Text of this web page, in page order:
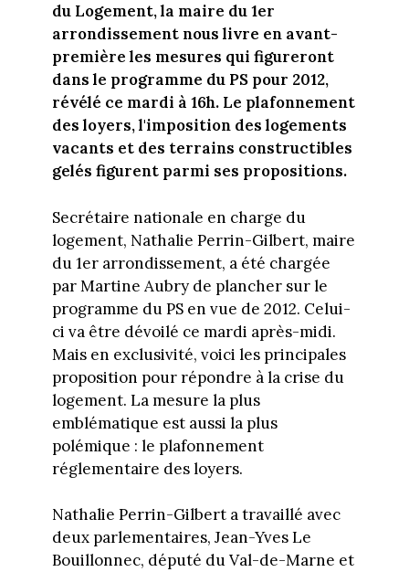
du Logement, la maire du 1er
arrondissement nous livre en avant-
première les mesures qui figureront
dans le programme du PS pour 2012,
révélé ce mardi à 16h. Le plafonnement
des loyers, l'imposition des logements
vacants et des terrains constructibles
gelés figurent parmi ses propositions.
Secrétaire nationale en charge du
logement, Nathalie Perrin-Gilbert, maire
du 1er arrondissement, a été chargée
par Martine Aubry de plancher sur le
programme du PS en vue de 2012. Celui-
ci va être dévoilé ce mardi après-midi.
Mais en exclusivité, voici les principales
proposition pour répondre à la crise du
logement. La mesure la plus
emblématique est aussi la plus
polémique : le plafonnement
réglementaire des loyers.
Nathalie Perrin-Gilbert a travaillé avec
deux parlementaires, Jean-Yves Le
Bouillonnec, député du Val-de-Marne et